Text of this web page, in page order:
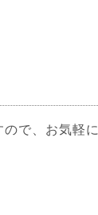
で、お気軽